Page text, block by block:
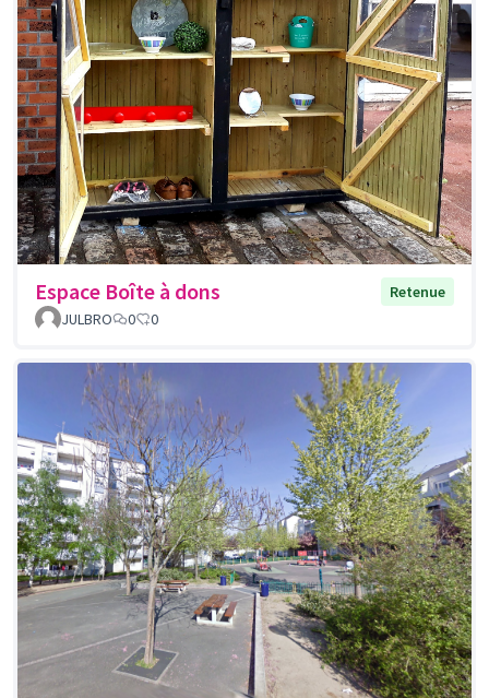
Espace Boîte à dons
Retenue
JULBRO
0 0